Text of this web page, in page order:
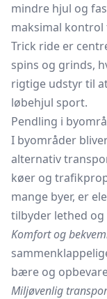
mindre hjul og
maksimal kontrol
Trick ride er
spins og grinds,
rigtige udstyr til
løbehjul sport.
Pendling i
I byområder
alternativ
køer og
mange byer, er
tilbyder lethed
Komfort og
bære og
Miljøvenlig